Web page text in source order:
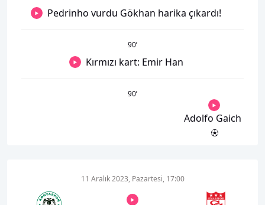
Pedrinho vurdu Gökhan harika çıkardı!
90’
Kırmızı kart: Emir Han
90’
Adolfo Gaich
11 Aralık 2023, Pazartesi, 17:00